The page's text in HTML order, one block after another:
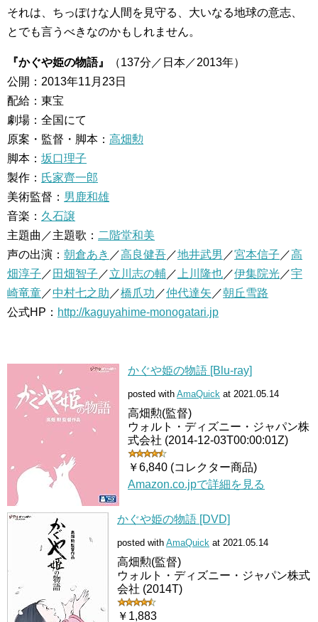
それは、ちっぽけな人間を見守る、大いなる地球の意志、
とでも言うべきなのかもしれません。
『かぐや姫の物語』
（137分／日本／2013年）
公開：2013年11月23日
配給：東宝
劇場：全国にて
原案・監督・脚本： 高畑勲
脚本： 坂口理子
製作： 氏家齊一郎
美術監督： 男鹿和雄
音楽： 久石譲
主題曲／主題歌： 二階堂和美
声の出演： 朝倉あき ／高良健吾／地井武男 ／宮本信子 ／高
畑淳子 ／ 田畑智子 ／立川志の輔／ 上川隆也／伊集院光／宇
崎竜童／中村七之助 ／橋爪功 ／仲代達矢 ／朝丘雪路
公式HP： http://kaguyahime-monogatari.jp
かぐや姫の物語 [Blu-ray]
posted with AmaQuick at 2021.05.14
高畑勲(監督)
ウォルト・ディズニー・ジャパン株
式会社 (2014-12-03T00:00:01Z)
￥6,840 (コレクター商品)
Amazon.co.jpで詳細を見る
かぐや姫の物語 [DVD]
posted with AmaQuick at 2021.05.14
高畑勲(監督)
ウォルト・ディズニー・ジャパン株式
会社 (2014T)
￥1,883